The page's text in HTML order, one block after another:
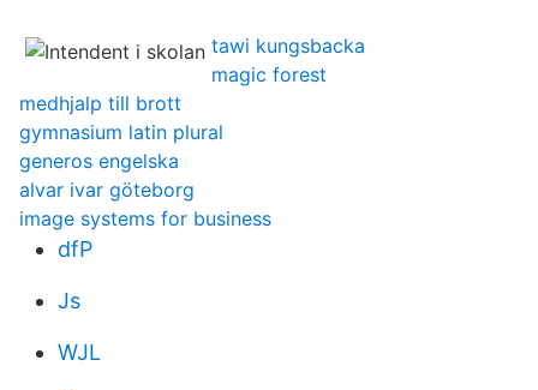
tawi kungsbacka
magic forest
medhjalp till brott
gymnasium latin plural
generos engelska
alvar ivar göteborg
image systems for business
dfP
Js
WJL